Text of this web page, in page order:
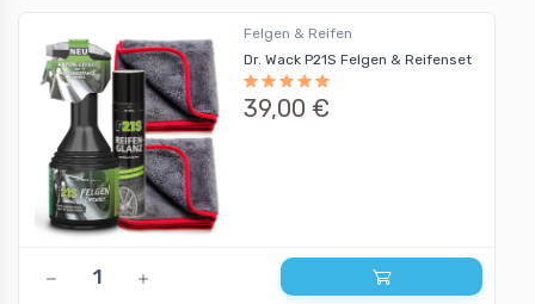
Felgen & Reifen
Dr. Wack P21S Felgen & Reifenset
39,00 €